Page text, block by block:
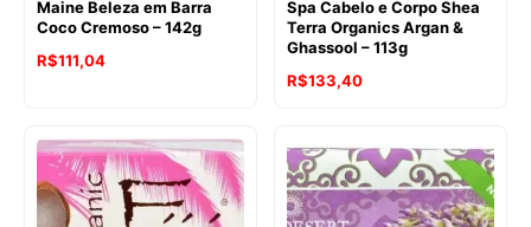
Maine Beleza em Barra
Coco Cremoso – 142g
O
era:
R$112,67.
R$111,04O
é:
R$111,04.
Spa Cabelo e Corpo Shea
Terra Organics Argan &
Ghassool – 113g
O
era:
R$147,00.
R$133,40O
é:
R$133,40.